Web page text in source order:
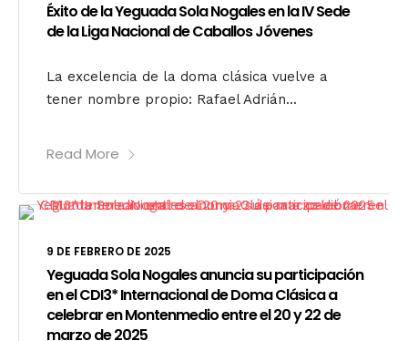
Éxito de la Yeguada Sola Nogales en la IV Sede
de la Liga Nacional de Caballos Jóvenes
La excelencia de la doma clásica vuelve a
tener nombre propio: Rafael Adrián...
Read More
9 DE FEBRERO DE 2025
Yeguada Sola Nogales anuncia su participación
en el CDI3* Internacional de Doma Clásica a
celebrar en Montenmedio entre el 20 y 22 de
marzo de 2025